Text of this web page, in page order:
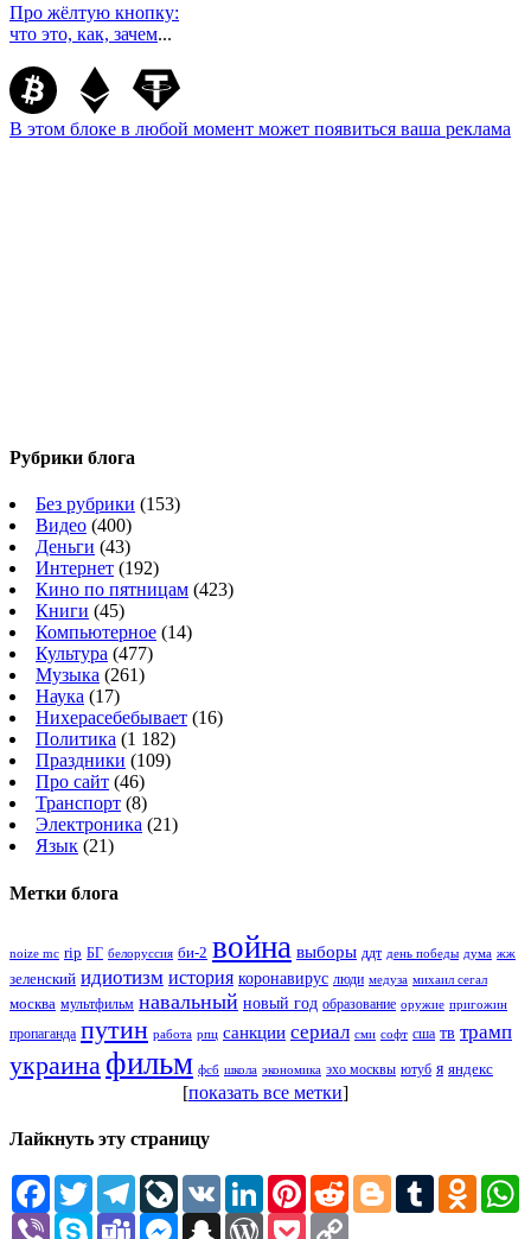
Про жёлтую кнопку:
что это, как, зачем...
В этом блоке в любой момент может появиться ваша реклама
Рубрики блога
Без рубрики (153)
Видео (400)
Деньги (43)
Интернет (192)
Кино по пятницам (423)
Книги (45)
Компьютерное (14)
Культура (477)
Музыка (261)
Наука (17)
Нихерасебебывает (16)
Политика (1 182)
Праздники (109)
Про сайт (46)
Транспорт (8)
Электроника (21)
Язык (21)
Метки блога
noize mc rip БГ белоруссия би-2 война выборы ддт день победы дума жж
зеленский идиотизм история коронавирус люди медуза михаил сегал
москва мультфильм навальный новый год образование оружие пригожин
пропаганда путин работа рпц санкции сериал сми софт сша тв трамп
украина фильм фсб школа экономика эхо москвы ютуб я яндекс
[показать все метки]
Лайкнуть эту страницу
FacebookTwitterTelegramLiveJournal
VK LinkedInPinterestRedditBloggerTumblr
Viber Skype TeamsMessengerSnapchatWordPress
Pocket